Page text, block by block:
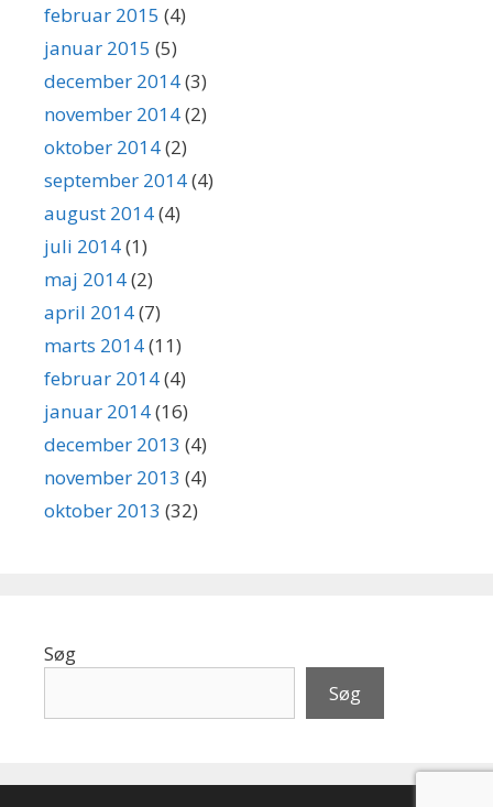
februar 2015 (4)
januar 2015 (5)
december 2014(3)
november 2014(2)
oktober 2014(2)
september 2014(4)
august 2014(4)
juli 2014(1)
maj 2014(2)
april 2014(7)
marts 2014(11)
februar 2014(4)
januar 2014(16)
december 2013 (4)
november 2013 (4)
oktober 2013 (32)
Søg
Søg